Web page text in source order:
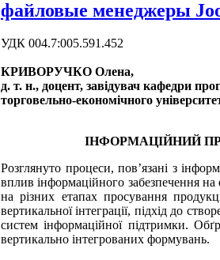
файловые менеджеры
УДК 004.7:005.591.452
КРИВОРУЧКО Олена,
д. т. н., доцент, завідувач кафедри
торговельно-економічного
ІНФОРМАЦІЙНИЙ
Розглянуто процеси, пов’язані з
вплив інформаційного забезпечення
на різних етапах просування
вертикальної інтеграції, підхід до
систем інформаційної підтримки.
вертикально інтегрованих формувань.